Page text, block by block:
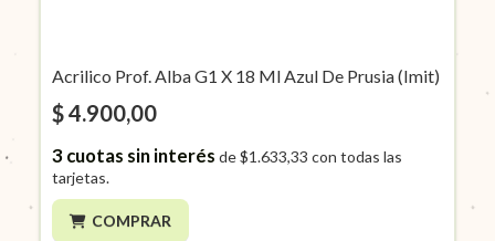
Acrilico Prof. Alba G1 X 18 Ml Azul De Prusia (Imit)
$ 4.900,00
3cuotas sin interés de$1.633,33 con todas las
tarjetas.
COMPRAR